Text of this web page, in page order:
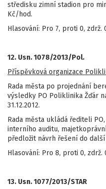
středisku zimní stadion pro
Kč/hod.
Hlasování: Pro 7, proti 0, zdrž.
12. Usn. 1078/2013/Pol.
Příspěvková organizace
Rada města po projednání
výsledky PO Poliklinika Žďár
31.12.2012.
Rada města ukládá řediteli
interního auditu,
předložit návrh řešení do další
Hlasování: Pro 8, proti 0, zdrž.
13. Usn. 1077/2013/STAR